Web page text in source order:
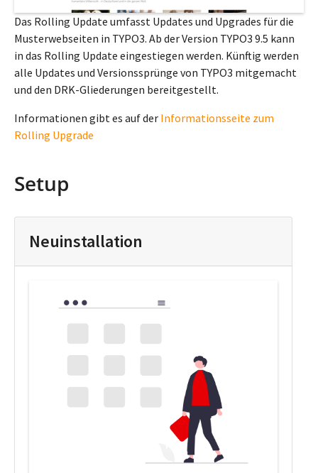
Das Rolling Update umfasst Updates und Upgrades für die
Musterwebseiten in TYPO3. Ab der Version TYPO3 9.5 kann
in das Rolling Update eingestiegen werden. Künftig werden
alle Updates und Versionssprünge von TYPO3 mitgemacht
und den DRK-Gliederungen bereitgestellt.
Informationen gibt es auf der Informationsseite zum
Rolling Upgrade
Setup
Neuinstallation